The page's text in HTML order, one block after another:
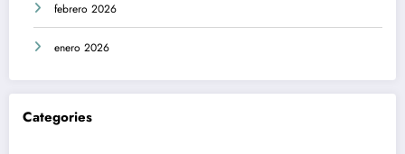
febrero 2026
enero 2026
Categories